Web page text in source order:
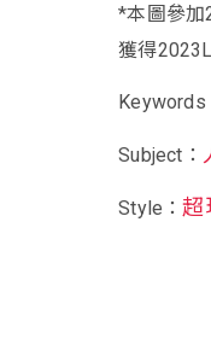
*本圖參加
獲得
Keywords
Subject：
Style：超